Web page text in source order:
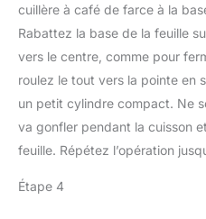
cuillère à café de farce à la
Rabattez la base de la feuille
vers le centre, comme pour
roulez le tout vers la pointe en
un petit cylindre compact. Ne
va gonfler pendant la cuisson
feuille. Répétez l’opération
Étape 4